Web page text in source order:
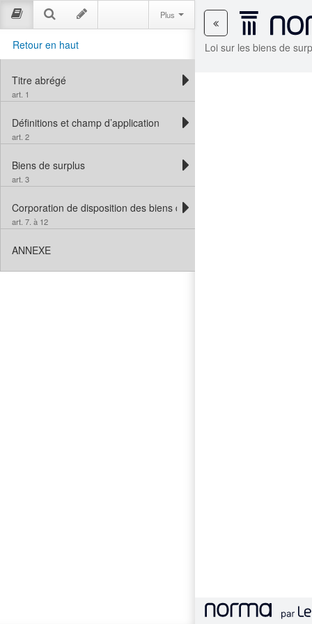
Loi sur les biens de
Plus
Retour en haut
Titre abrégé
art. 1
Définitions et champ d’application
art. 2
Biens de surplus
art. 3
Corporation de disposition des biens de la Couronne
art. 7. à 12
ANNEXE